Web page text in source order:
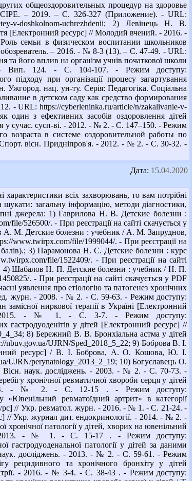
общеоздоровительных процедур на здоровье
– 2019. – С. 326-327 (Приложение). - URL:
detey-v-doshkolnom-uchrezhdenii; 2) Левінець Н. В.
[Електронний ресурс] // Молодий вчений. - 2016. -
семьи в физическом воспитании школьников
– 2016. - № 8-3 (13). – С. 47-49. - URL:
його вплив на організм учнів початкової школи
- Вип. 124. - С. 104-107. - Режим доступу:
підходу при організації процесу загартування
нац. ун-ту. Серія: Педагогіка. Соціальна
в детском саду как средство формирования
- URL: https://cyberleninka.ru/article/n/zakalivanie-v-
один з ефективних засобів оздоровлення дітей
у сучас. сусп-ві. - 2012. - № 2. - С. 147–150. - Режим
возраста в системе оздоровительной работы по
вісн. Придніпров'я. - 2012. - № 2. - С. 30-32. -
Дата: 15.04.2020
всіх захворювань, то вам потрібні
загальну інформацію, методи діагностики,
джерела: 1) Гаврилова Н. В. Детские болезни :
526500/. - При реєстрації на сайті скачується у
А. М. Детские болезни : учебник / А. М. Запруднов,
file/1999044/. - При реєстрації на
балів).; 3) Парамонова Н. С. Детские болезни : курс
file/1522409/. - При реєстрації на сайті
4) Шабалов Н. П. Детские болезни : учебник / Н. П.
. - При реєстрації на сайті скачується у PDF
уявлення про етіологію та патогенез хронічних
журн. - 2008. - № 2. - С. 59-63. - Режим доступу:
ниркової терапії в Україні [Електронний
- 2015. - № 1. - С. 3-7. - Режим доступу:
у дітей [Електронний ресурс] //
8) Бережний В. В. Бронхіальна астма у дітей
UJRN/Sped_2018_5_22; 9) Боброва В. І.
ресурс] / В. І. Боброва, А. О. Кошова, Ю. І.
UJRN/perynatology_2013_2_19; 10) Богуславець О.
// Вісн. наук. досліджень. - 2003. - № 2. - С. 70-73. -
хронічної ревматичної хвороби серця у дітей
- 2014. - № 2. - С. 12-15 . - Режим доступу:
«Ювенільний ревматоїдний артрит» в категорії
// Укр. ревматол. журн. - 2016. - № 1. - С. 21-24. -
// Укр. журнал дит. ендокринології. - 2014. - № 2. -
патології у дітей, хворих на ювенільний
- 2013. - № 1. - С. 15-17 . - Режим доступу:
патології у дітей за даними
досліджень. - 2013. - № 2. - С. 59-61. - Режим
рецидивного та хронічного бронхіту у дітей
- 2016. - № 3-4. - С. 38-43 . - Режим доступу: